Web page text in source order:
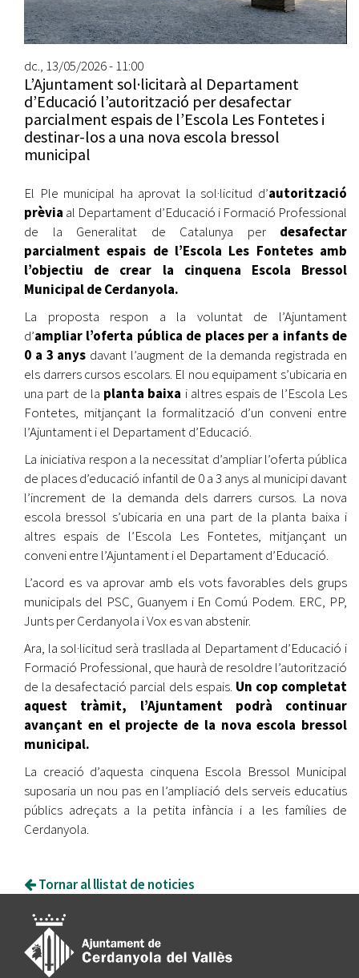
dc., 13/05/2026 - 11:00
L’Ajuntament sol·licitarà al Departament
d’Educació l’autorització per desafectar
parcialment espais de l’Escola Les Fontetes i
destinar-los a una nova escola bressol
municipal
El Ple municipal ha aprovat la sol·licitud d’autorització
prèvia al Departament d’Educació i Formació Professional
de la Generalitat de Catalunya per desafectar
parcialment espais de l’Escola Les Fontetes amb
l’objectiu de crear la cinquena Escola Bressol
Municipal de Cerdanyola.
La proposta respon a la voluntat de l’Ajuntament
d’ampliar l’oferta pública de places per a infants de
0 a 3 anys davant l’augment de la demanda registrada en
els darrers cursos escolars. El nou equipament s’ubicaria en
una part de la planta baixa i altres espais de l’Escola Les
Fontetes, mitjançant la formalització d’un conveni entre
l’Ajuntament i el Departament d’Educació.
La iniciativa respon a la necessitat d’ampliar l’oferta pública
de places d’educació infantil de 0 a 3 anys al municipi davant
l’increment de la demanda dels darrers cursos. La nova
escola bressol s’ubicaria en una part de la planta baixa i
altres espais de l’Escola Les Fontetes, mitjançant un
conveni entre l’Ajuntament i el Departament d’Educació.
L’acord es va aprovar amb els vots favorables dels grups
municipals del PSC, Guanyem i En Comú Podem. ERC, PP,
Junts per Cerdanyola i Vox es van abstenir.
Ara, la sol·licitud serà trasllada al Departament d’Educació i
Formació Professional, que haurà de resoldre l’autorització
de la desafectació parcial dels espais. Un cop completat
aquest tràmit, l’Ajuntament podrà continuar
avançant en el projecte de la nova escola bressol
municipal.
La creació d’aquesta cinquena Escola Bressol Municipal
suposaria un nou pas en l’ampliació dels serveis educatius
públics adreçats a la petita infància i a les famílies de
Cerdanyola.
Tornar al llistat de noticies